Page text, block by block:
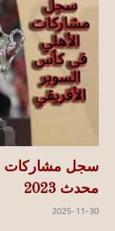
سجل مشاركات
محدث 2023
2025-11-30